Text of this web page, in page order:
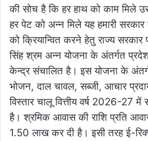
की सोच है कि हर हाथ को काम मिले
हर पेट को अन्न मिले यह हमारी
को क्रियान्वित करने हेतु राज्य सरकार
सिंह श्रम अन्न योजना के अंतर्गत
केन्द्र संचालित है। इस योजना के
भोजन, दाल चावल, सब्जी, आचार
विस्तार चालू वित्तीय वर्ष 2026-27
है। श्रमिक आवास की राशि प्रति
1.50 लाख कर दी है। इसी तरह ई-